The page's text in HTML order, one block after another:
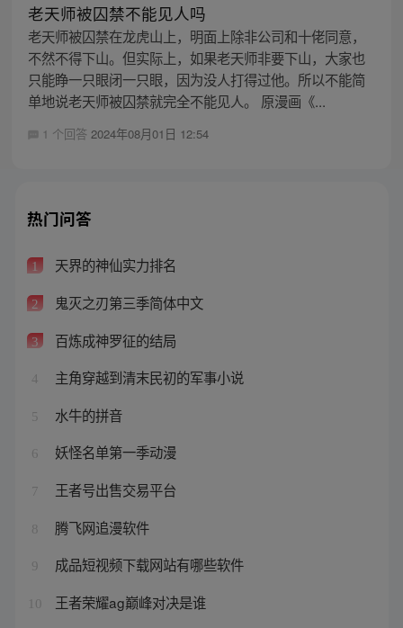
老天师被囚禁不能见人吗
老天师被囚禁在龙虎山上，明面上除非公司和十佬同意，
不然不得下山。但实际上，如果老天师非要下山，大家也
只能睁一只眼闭一只眼，因为没人打得过他。所以不能简
单地说老天师被囚禁就完全不能见人。 原漫画《...
1 个回答 2024年08月01日 12:54
热门问答
1 天界的神仙实力排名
2 鬼灭之刃第三季简体中文
3 百炼成神罗征的结局
4 主角穿越到清末民初的军事小说
5 水牛的拼音
6 妖怪名单第一季动漫
7 王者号出售交易平台
8 腾飞网追漫软件
9 成品短视频下载网站有哪些软件
10 王者荣耀ag巅峰对决是谁